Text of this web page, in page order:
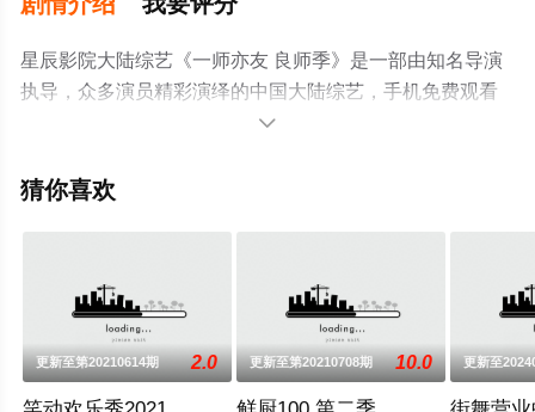
星辰影院大陆综艺《一师亦友 良师季》是一部由知名导演
执导，众多演员精彩演绎的中国大陆综艺，手机免费观看
高清未删减完整版综艺节目就上星辰影视，更多相关信息

猜你喜欢
更新至第20210614期 2.0 更新至第20210708期 10.0 更新至